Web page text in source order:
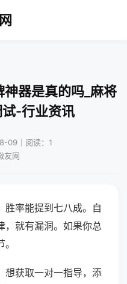
器是真的吗_麻将
-行业资讯
09｜阅读：1
友网
胜率能提到七八成。自
，就有漏洞。如果你总
想获取一对一指导，添